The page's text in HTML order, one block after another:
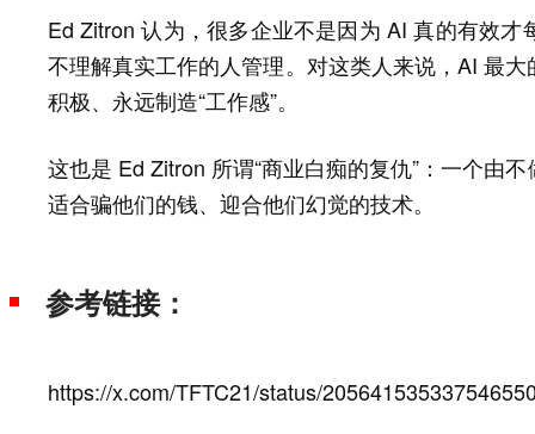
Ed Zitron 认为，很多企业不是因为 AI 真的有效
不理解真实工作的人管理。对这类人来说，AI 最
积极、永远制造“工作感”。
这也是 Ed Zitron 所谓“商业白痴的复仇”：一个由
适合骗他们的钱、迎合他们幻觉的技术。
参考链接：
https://x.com/TFTC21/status/